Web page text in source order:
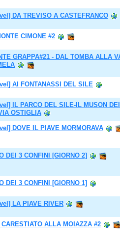
DA TREVISO A CASTEFRANCO
CIMONE #2
GRAPPA#21 - DAL TOMBA ALLA
AI FONTANASSI DEL SILE
IL PARCO DEL SILE-IL MUSON
OSTIGLIA
DOVE IL PIAVE MORMORAVA
DEI 3 CONFINI [GIORNO 2]
DEI 3 CONFINI [GIORNO 1]
LA PIAVE RIVER
CARESTIATO ALLA MOIAZZA #2